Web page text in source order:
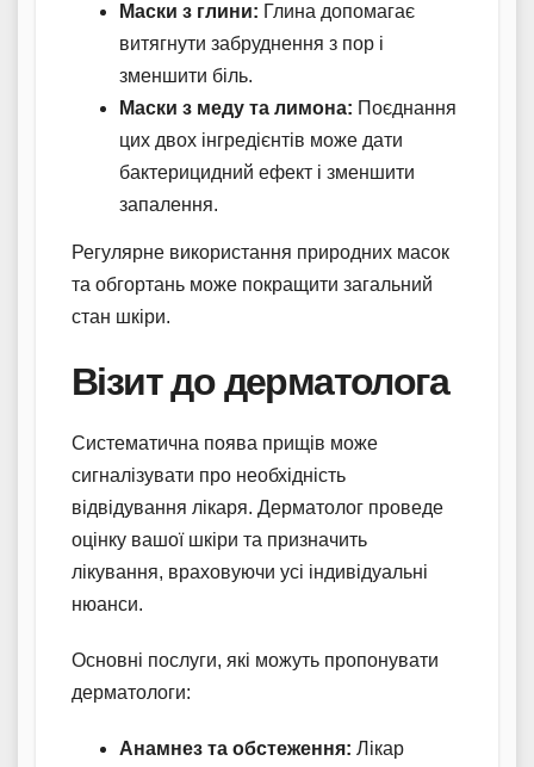
Маски з глини: Глина допомагає
витягнути забруднення з пор і
зменшити біль.
Маски з меду та лимона: Поєднання
цих двох інгредієнтів може дати
бактерицидний ефект і зменшити
запалення.
Регулярне використання природних масок
та обгортань може покращити загальний
стан шкіри.
Візит до дерматолога
Систематична поява прищів може
сигналізувати про необхідність
відвідування лікаря. Дерматолог проведе
оцінку вашої шкіри та призначить
лікування, враховуючи усі індивідуальні
нюанси.
Основні послуги, які можуть пропонувати
дерматологи:
Анамнез та обстеження: Лікар